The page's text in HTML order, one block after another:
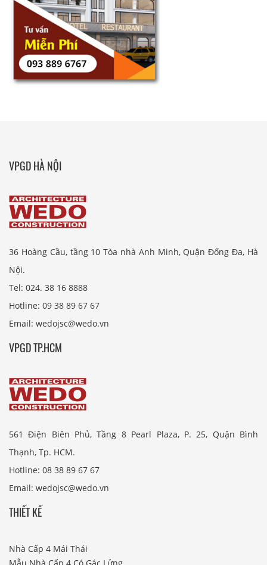
VPGD HÀ NỘI
36 Hoàng Cầu, tầng 10 Tòa nhà Anh Minh, Quận Đống Đa, Hà
Nội.
Tel: 024. 38 16 8888
Hotline: 09 38 89 67 67
Email: wedojsc@wedo.vn
VPGD TP.HCM
561 Điện Biên Phủ, Tầng 8 Pearl Plaza, P. 25, Quận Bình
Thạnh, Tp. HCM.
Hotline: 08 38 89 67 67
Email: wedojsc@wedo.vn
THIẾT KẾ
Nhà Cấp 4 Mái Thái